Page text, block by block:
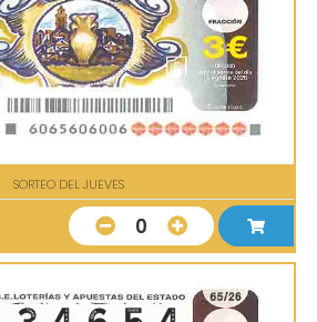
SORTEO DEL JUEVES
0